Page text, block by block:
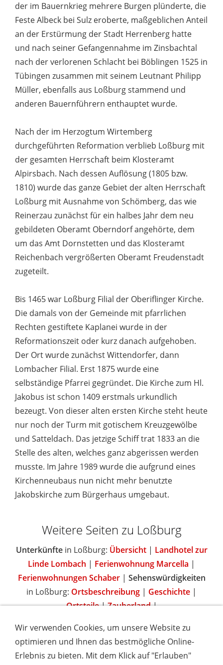
der im Bauernkrieg mehrere Burgen plünderte, die
Feste Albeck bei Sulz eroberte, maßgeblichen Anteil
an der Erstürmung der Stadt Herrenberg hatte
und nach seiner Gefangennahme im Zinsbachtal
nach der verlorenen Schlacht bei Böblingen 1525 in
Tübingen zusammen mit seinem Leutnant Philipp
Müller, ebenfalls aus Loßburg stammend und
anderen Bauernführern enthauptet wurde.
Nach der im Herzogtum Wirtemberg
durchgeführten Reformation verblieb Loßburg mit
der gesamten Herrschaft beim Klosteramt
Alpirsbach. Nach dessen Auflösung (1805 bzw.
1810) wurde das ganze Gebiet der alten Herrschaft
Loßburg mit Ausnahme von Schömberg, das wie
Reinerzau zunächst für ein halbes Jahr dem neu
gebildeten Oberamt Oberndorf angehörte, dem
um das Amt Dornstetten und das Klosteramt
Reichenbach vergrößerten Oberamt Freudenstadt
zugeteilt.
Bis 1465 war Loßburg Filial der Oberiflinger Kirche.
Die damals von der Gemeinde mit pfarrlichen
Rechten gestiftete Kaplanei wurde in der
Reformationszeit oder kurz danach aufgehoben.
Der Ort wurde zunächst Wittendorfer, dann
Lombacher Filial. Erst 1875 wurde eine
selbständige Pfarrei gegründet. Die Kirche zum Hl.
Jakobus ist schon 1409 erstmals urkundlich
bezeugt. Von dieser alten ersten Kirche steht heute
nur noch der Turm mit gotischem Kreuzgewölbe
und Satteldach. Das jetzige Schiff trat 1833 an die
Stelle des alten, welches ganz abgerissen werden
musste. Im Jahre 1989 wurde die aufgrund eines
Kirchenneubaus nun nicht mehr benutzte
Jakobskirche zum Bürgerhaus umgebaut.
Weitere Seiten zu Loßburg
Unterkünfte in Loßburg: Übersicht| Landhotel zur
Linde Lombach | Ferienwohnung Marcella |
Ferienwohnungen Schaber| Sehenswürdigkeiten
in Loßburg: Ortsbeschreibung | Geschichte |
Ortsteile|Zauberland|
IMPRESSUM COOKIES & DATENSCHUTZ
AGB
Wir verwenden Cookies, um unsere Website zu
optimieren und Ihnen das bestmögliche Online-
Erlebnis zu bieten. Mit dem Klick auf "Erlauben"